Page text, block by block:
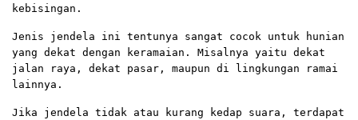
kebisingan.
Jenis jendela ini tentunya sangat cocok untuk hunian
yang dekat dengan keramaian. Misalnya yaitu dekat
jalan raya, dekat pasar, maupun di lingkungan ramai
lainnya.
Jika jendela tidak atau kurang kedap suara, terdapat